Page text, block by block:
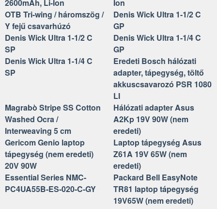
2600mAh, Li-Ion
Ion
OTB Tri-wing / háromszög /
Y fejű csavarhúzó
Denis Wick Ultra 1-1/2 C
GP
Denis Wick Ultra 1-1/2 C
SP
Denis Wick Ultra 1-1/4 C
GP
Denis Wick Ultra 1-1/4 C
SP
Eredeti Bosch hálózati
adapter, tápegység, töltő
akkuscsavarozó PSR 1080
LI
Magrabò Stripe SS Cotton
Washed Ocra /
Interweaving 5 cm
Hálózati adapter Asus
A2Kp 19V 90W (nem
eredeti)
Gericom Genio laptop
tápegység (nem eredeti)
20V 90W
Laptop tápegység Asus
Z61A 19V 65W (nem
eredeti)
Essential Series NMC-
PC4UA55B-ES-020-C-GY
Packard Bell EasyNote
TR81 laptop tápegység
19V65W (nem eredeti)